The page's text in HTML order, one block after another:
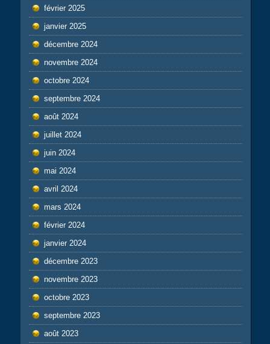
février 2025
janvier 2025
décembre 2024
novembre 2024
octobre 2024
septembre 2024
août 2024
juillet 2024
juin 2024
mai 2024
avril 2024
mars 2024
février 2024
janvier 2024
décembre 2023
novembre 2023
octobre 2023
septembre 2023
août 2023